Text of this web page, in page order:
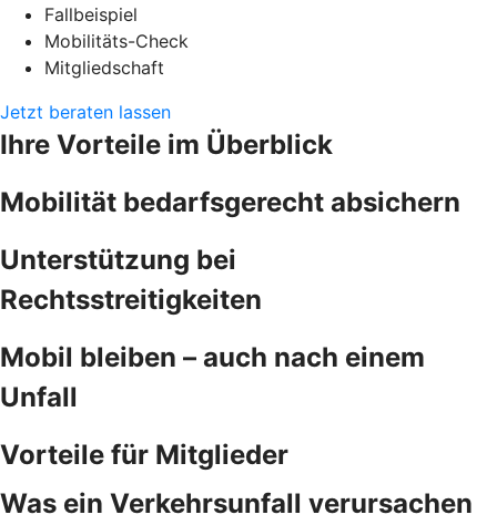
Fallbeispiel
Mobilitäts-Check
Mitgliedschaft
Jetzt beraten lassen
Ihre Vorteile im Überblick
Mobilität bedarfsgerecht absichern
Unterstützung bei
Rechtsstreitigkeiten
Mobil bleiben – auch nach einem
Unfall
Vorteile für Mitglieder
Was ein Verkehrsunfall verursachen